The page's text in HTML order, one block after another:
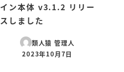
イン本体 v3.1.2 リリー
スしました
類人猿 管理人
投稿日
2023年10月7日